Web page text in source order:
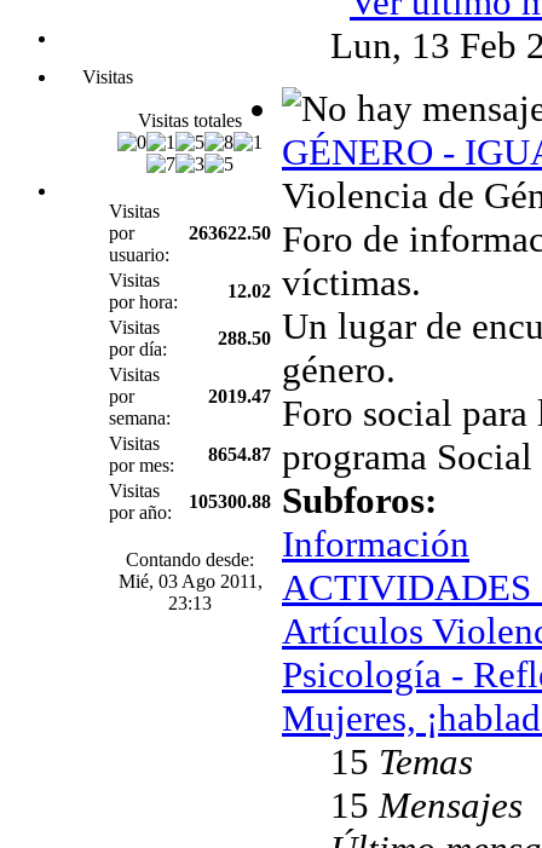
Visitas
Visitas totales
Visitas
por
usuario:
263622.50
Visitas
por hora:
12.02
Visitas
por día:
288.50
Visitas
por
semana:
2019.47
Visitas
por mes:
8654.87
Visitas
por año:
105300.88
Contando desde:
Mié, 03 Ago 2011,
23:13
Lun, 13 Feb
GÉNERO -
Violencia de
Foro de
víctimas.
Un lugar de
género.
Foro social
programa
Subforos:
Información
ACTIVIDADES
Artículos
Psicología -
Mujeres,
15 Temas
15Mensajes